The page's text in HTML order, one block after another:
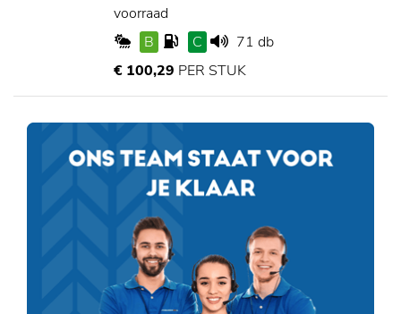
voorraad
B
C
71 db
€ 100,29 PER STUK